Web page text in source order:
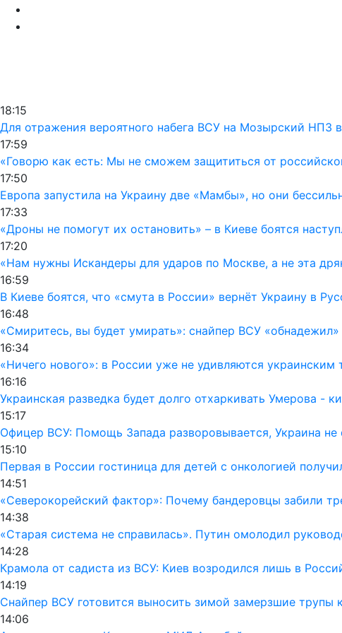
18:15
Для отражения вероятного набега ВСУ на Мозырский НПЗ
17:59
«Говорю как есть: Мы не сможем защититься от
17:50
Европа запустила на Украину две «Мамбы», но они
17:33
«Дроны не помогут их остановить» – в Киеве боятся
17:20
«Нам нужны Искандеры для ударов по Москве, а не эта
16:59
В Киеве боятся, что «смута в России» вернёт Украину в
16:48
«Смиритесь, вы будет умирать»: снайпер ВСУ «обнадежил»
16:34
«Ничего нового»: в России уже не удивляются украинским
16:16
Украинская разведка будет долго отхаркивать Умерова -
15:17
Офицер ВСУ: Помощь Запада разворовывается, Украина
15:10
Первая в России гостиница для детей с онкологией
14:51
«Северокорейский фактор»: Почему бандеровцы забили
14:38
«Старая система не справилась». Путин омолодил
14:28
Крамола от садиста из ВСУ: Киев возродился лишь в
14:19
Снайпер ВСУ готовится выносить зимой замерзшие трупы
14:06